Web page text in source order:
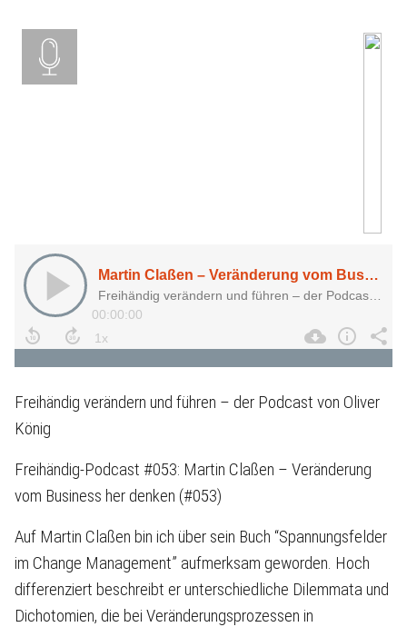
Freihändig verändern und führen – der Podcast von Oliver
König
Freihändig-Podcast #053: Martin Claßen – Veränderung
vom Business her denken (#053)
Auf Martin Claßen bin ich über sein Buch “Spannungsfelder
im Change Management” aufmerksam geworden. Hoch
differenziert beschreibt er unterschiedliche Dilemmata und
Dichotomien, die bei Veränderungsprozessen in